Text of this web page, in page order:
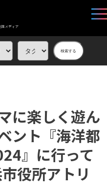
生メディア
検索する
に楽しく遊ん
ント『海洋都
』に行って
役所アトリ